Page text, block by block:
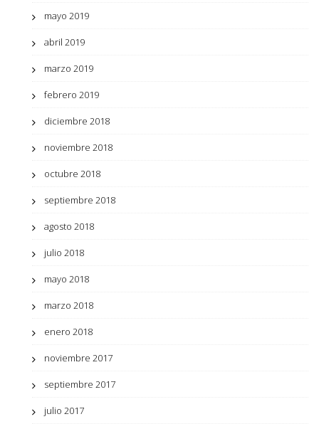
mayo 2019
abril 2019
marzo 2019
febrero 2019
diciembre 2018
noviembre 2018
octubre 2018
septiembre 2018
agosto 2018
julio 2018
mayo 2018
marzo 2018
enero 2018
noviembre 2017
septiembre 2017
julio 2017